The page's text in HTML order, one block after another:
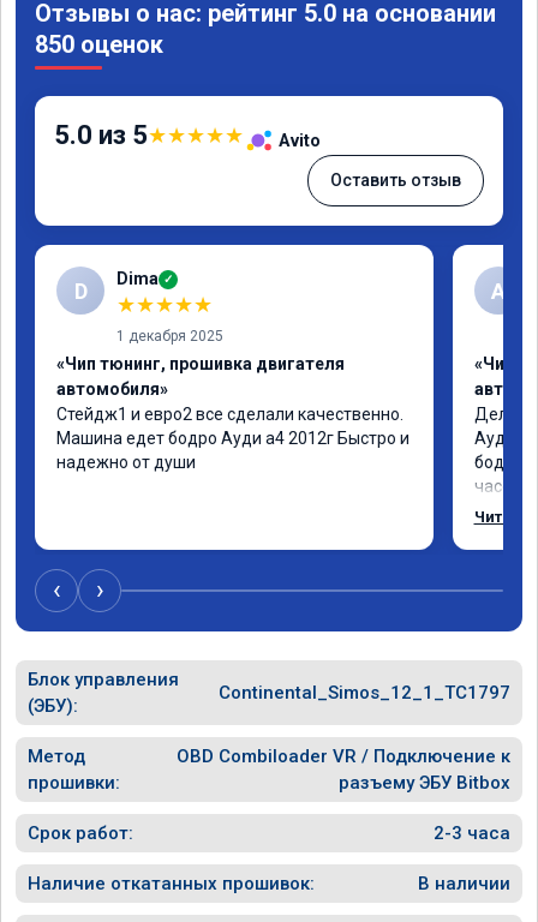
Отзывы о нас: рейтинг 5.0 на основании
850 оценок
5.0 из 5★★★★★ Avito
Оставить отзыв
D Dima ✓
★★★★★
1 декабря 2025
«Чип тюнинг, прошивка двигателя
автомобиля»
Стейдж1 и евро2 все сделали качественно.
Машина едет бодро Ауди а4 2012г Быстро и
надежно от души
А
«Чип
Делал
как
Читать
‹ ›
Блок управления
(ЭБУ):
Continental_Simos_12_1_TC1797
Метод
прошивки:
OBD Combiloader VR / Подключение к
разъему ЭБУ Bitbox
Срок работ: 2-3 часа
Наличие откатанных прошивок: В наличии